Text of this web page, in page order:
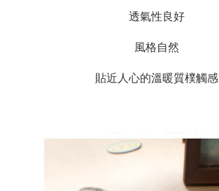
透氣性良好
風格自然
貼近人心的溫暖質樸觸感